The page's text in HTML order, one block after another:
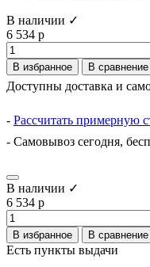
В наличии ✓
6 534 р
В избранное
В сравнение
Доступны доставка и
- Рассчитать примерную
- Самовывоз сегодня,
В наличии ✓
6 534 р
В избранное
В сравнение
Есть пункты выдачи